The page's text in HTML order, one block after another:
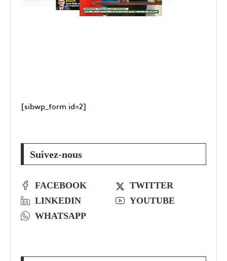
[sibwp_form id=2]
Suivez-nous
FACEBOOK
TWITTER
LINKEDIN
YOUTUBE
WHATSAPP